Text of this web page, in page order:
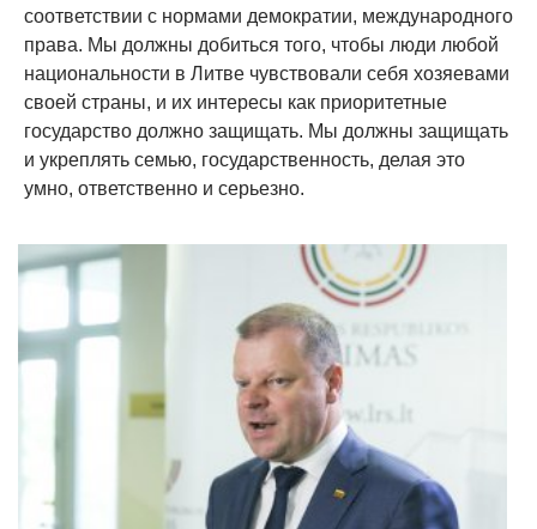
соответствии с нормами демократии, международного
права. Мы должны добиться того, чтобы люди любой
национальности в Литве чувствовали себя хозяевами
своей страны, и их интересы как приоритетные
государство должно защищать. Мы должны защищать
и укреплять семью, государственность, делая это
умно, ответственно и серьезно.